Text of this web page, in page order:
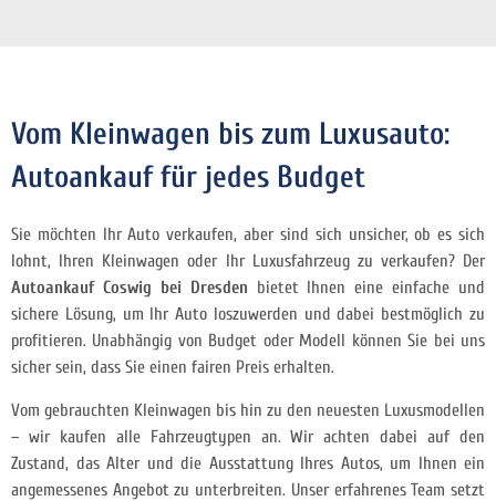
Vom Kleinwagen bis zum Luxusauto:
Autoankauf für jedes Budget
Sie möchten Ihr Auto verkaufen, aber sind sich unsicher, ob es sich
lohnt, Ihren Kleinwagen oder Ihr Luxusfahrzeug zu verkaufen? Der
Autoankauf Coswig bei Dresden bietet Ihnen eine einfache und
sichere Lösung, um Ihr Auto loszuwerden und dabei bestmöglich zu
profitieren. Unabhängig von Budget oder Modell können Sie bei uns
sicher sein, dass Sie einen fairen Preis erhalten.
Vom gebrauchten Kleinwagen bis hin zu den neuesten Luxusmodellen
– wir kaufen alle Fahrzeugtypen an. Wir achten dabei auf den
Zustand, das Alter und die Ausstattung Ihres Autos, um Ihnen ein
angemessenes Angebot zu unterbreiten. Unser erfahrenes Team setzt